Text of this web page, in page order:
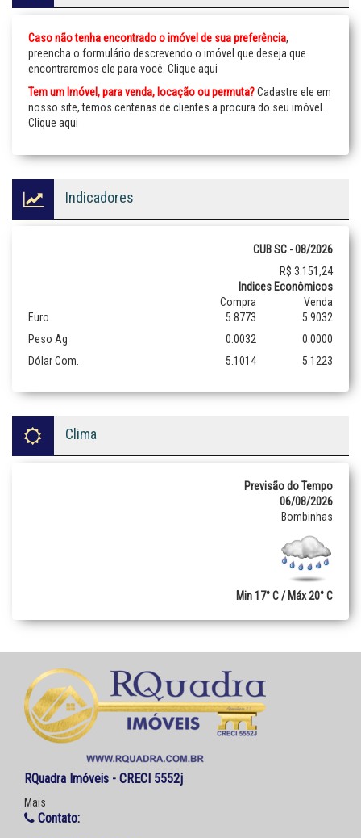
Caso não tenha encontrado o imóvel de sua preferência,
preencha o formulário descrevendo o imóvel que deseja que
encontraremos ele para você. Clique aqui
Tem um Imóvel, para venda, locação ou permuta?Cadastre ele em
nosso site, temos centenas de clientes a procura do seu imóvel.
Clique aqui
Indicadores
CUB SC - 08/2026
R$ 3.151,24
Indices Econômicos
Compra
Venda
Euro
5.8773
5.9032
Peso Ag
0.0032
0.0000
Dólar Com.
5.1014 5.1223
Clima
Previsão do Tempo
06/08/2026
Bombinhas
Min 17° C / Máx 20° C
RQuadra Imóveis - CRECI 5552j
Mais
Contato: